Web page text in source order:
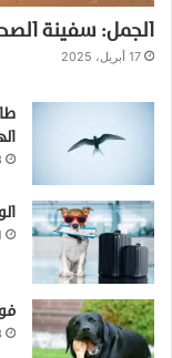
الجمل: سفينة
17 أبريل، 2025
3
1
3